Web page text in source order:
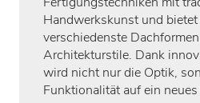
Handwerkskunst und
verschiedenste
Architekturstile. Dank
wird nicht nur die Optik,
Funktionalität auf ein